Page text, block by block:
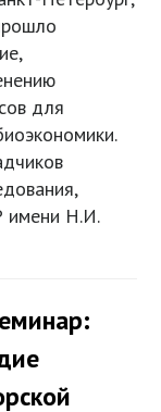
для
имени Н.И.